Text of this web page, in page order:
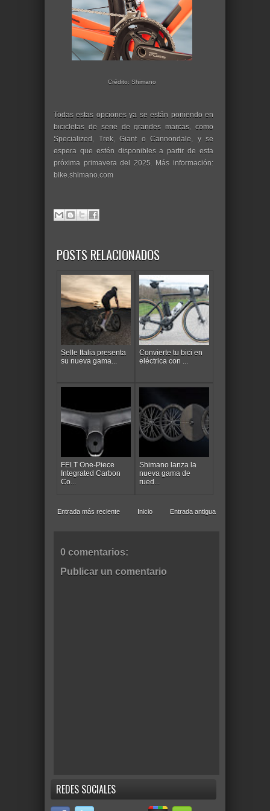
Crédito: Shimano
Todas estas opciones ya se están poniendo en
bicicletas de serie de grandes marcas, como
Specialized, Trek, Giant o Cannondale, y se
espera que estén disponibles a partir de esta
próxima primavera del 2025. Más información:
bike.shimano.com
POSTS RELACIONADOS
Selle Italia presenta
su nueva gama...
Convierte tu bici en
eléctrica con ...
FELT One-Piece
Integrated Carbon
Co...
Shimano lanza la
nueva gama de
rued...
Entrada más reciente Entrada antigua
Inicio
0 comentarios:
Publicar un comentario
REDES SOCIALES